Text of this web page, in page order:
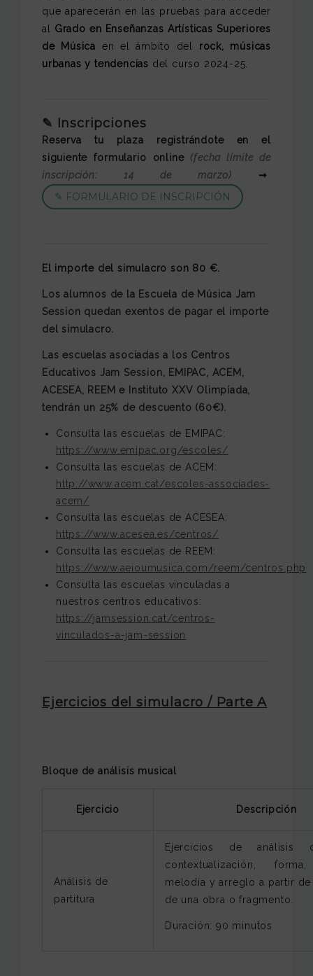
que aparecerán en las pruebas para acceder
al Grado en Enseñanzas Artísticas Superiores
de Música en el ámbito del rock, músicas
urbanas y tendencias del curso 2024-25.
✎ Inscripciones
Reserva tu plaza registrándote en el
siguiente formulario online (fecha límite de
inscripción: 14 de marzo) ➞
✎ FORMULARIO DE INSCRIPCIÓN
El importe del simulacro son 80 €.
Los alumnos de la Escuela de Música Jam
Session quedan exentos de pagar el importe
del simulacro.
Las escuelas asociadas a los Centros
Educativos Jam Session, EMIPAC, ACEM,
ACESEA, REEM e Instituto XXV Olimpíada,
tendrán un 25% de descuento (60€).
Consulta las escuelas de EMIPAC:
https://www.emipac.org/escoles/
Consulta las escuelas de ACEM:
http://www.acem.cat/escoles-associades-
acem/
Consulta las escuelas de ACESEA:
https://www.acesea.es/centros/
Consulta las escuelas de REEM:
https://www.aeioumusica.com/reem/centros.php
Consulta las escuelas vinculadas a
nuestros centros educativos:
https://jamsession.cat/centros-
vinculados-a-jam-session
Ejercicios del simulacro / Parte A
Bloque de análisis musical
Ejercicio Descripción
Análisis de
partitura
Ejercicios de análisis
contextualización,
melodía y arreglo a partir
de una obra o fragmento.
Duración: 90 minutos